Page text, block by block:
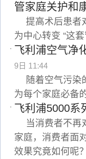
管家庭关护和
提高术后患者
为中心转变 “这
飞利浦空气净
9日 11:44
随着空气污染
为每个家庭必备
飞利浦5000系
当消费者不再
家庭，消费者面
效果究竟如何呢